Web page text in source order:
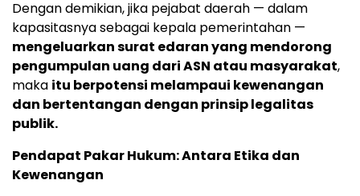
Dengan demikian, jika pejabat daerah — dalam
kapasitasnya sebagai kepala pemerintahan —
mengeluarkan surat edaran yang mendorong
pengumpulan uang dari ASN atau masyarakat,
maka itu berpotensi melampaui kewenangan
dan bertentangan dengan prinsip legalitas
publik.
Pendapat Pakar Hukum: Antara Etika dan
Kewenangan